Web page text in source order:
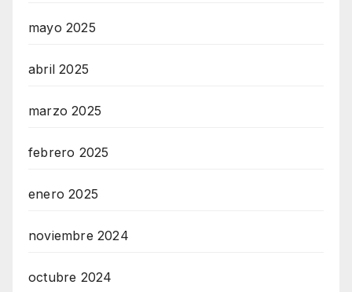
mayo 2025
abril 2025
marzo 2025
febrero 2025
enero 2025
noviembre 2024
octubre 2024